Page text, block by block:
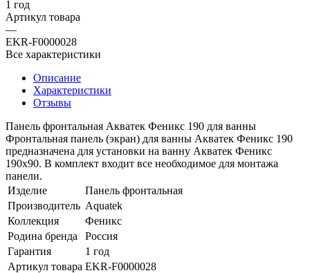
1 год
Артикул товара
—
EKR-F0000028
Все характеристики
Описание
Характеристики
Отзывы
Панель фронтальная Акватек Феникс 190 для ванны
Фронтальная панель (экран) для ванны Акватек Феникс 190
предназначена для установки на ванну Акватек Феникс
190х90. В комплект входит все необходимое для монтажа
панели.
Изделие
Панель фронтальная
Производитель Aquatek
Коллекция
Феникс
Родина бренда
Россия
Гарантия
1 год
Артикул товара EKR-F0000028